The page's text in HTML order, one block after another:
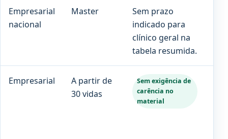
Empresarial
nacional
Master
Sem prazo
indicado para
clínico geral na
tabela resumida.
Empresarial
A partir de
30 vidas
Sem exigência de
carência no
material